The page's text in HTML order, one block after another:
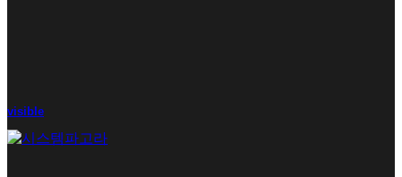
visible